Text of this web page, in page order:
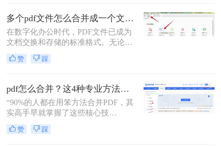
多个pdf文件怎么合并成一个文件？从新手到高手的完整指南！
在数字化办公时代，PDF文件已成为
文档交换和存储的标准格式。无论是
学术研究、工作报告还是法律文件，
我们经常需要将多个PDF文件整合为
对这一需求时常常感到困惑。那么多
个pdf文件怎么合并成一个文件呢？本
文将详细介绍七种常用且高效的PDF
合并方法，涵盖不同平台、使用场景
和技术水平，助您轻松应对各种PDF
处理需求。
赞 踩
pdf怎么合并？这4种专业方法，让你效率翻倍！
“90%的人都在用笨方法合并PDF，其
实高手早就掌握了这些核心技
巧。”作为一名在电脑办公软件领域
深耕多年的测评博主，每天都会收到
赞 踩